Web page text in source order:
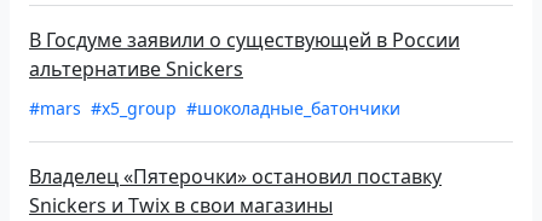
В Госдуме заявили о существующей в России
альтернативе Snickers
#mars #x5_group #шоколадные_батончики
Владелец «Пятерочки» остановил поставку
Snickers и Twix в свои магазины